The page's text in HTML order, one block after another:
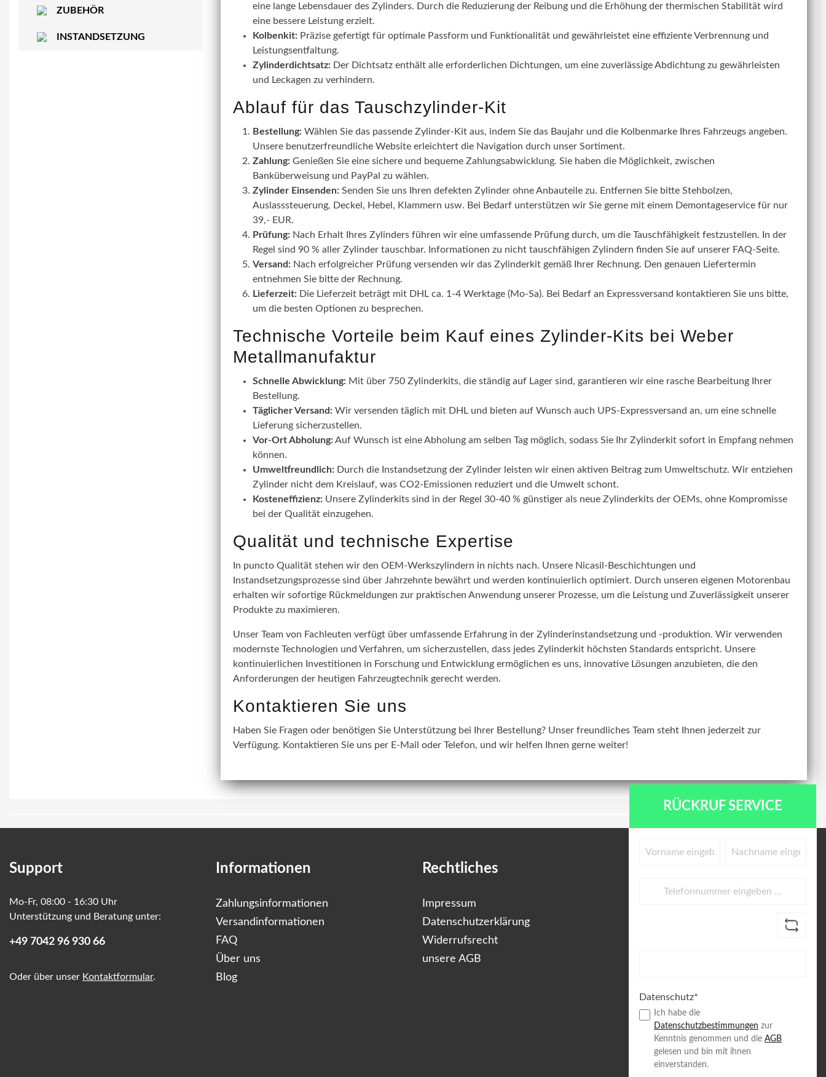
ZUBEHÖR
INSTANDSETZUNG
eine lange Lebensdauer des Zylinders. Durch die Reduzierung der Reibung und die Erhöhung der thermischen Stabilität wird
eine bessere Leistung erzielt.
Kolbenkit: Präzise gefertigt für optimale Passform und Funktionalität und gewährleistet eine effiziente Verbrennung und
Leistungsentfaltung.
Zylinderdichtsatz: Der Dichtsatz enthält alle erforderlichen Dichtungen, um eine zuverlässige Abdichtung zu gewährleisten
und Leckagen zu verhindern.
Ablauf für das Tauschzylinder-Kit
Bestellung: Wählen Sie das passende Zylinder-Kit aus, indem Sie das Baujahr und die Kolbenmarke Ihres Fahrzeugs angeben.
Unsere benutzerfreundliche Website erleichtert die Navigation durch unser Sortiment.
Zahlung: Genießen Sie eine sichere und bequeme Zahlungsabwicklung. Sie haben die Möglichkeit, zwischen
Banküberweisung und PayPal zu wählen.
Zylinder Einsenden: Senden Sie uns Ihren defekten Zylinder ohne Anbauteile zu. Entfernen Sie bitte Stehbolzen,
Auslasssteuerung, Deckel, Hebel, Klammern usw. Bei Bedarf unterstützen wir Sie gerne mit einem Demontageservice für nur
39,- EUR.
Prüfung: Nach Erhalt Ihres Zylinders führen wir eine umfassende Prüfung durch, um die Tauschfähigkeit festzustellen. In der
Regel sind 90 % aller Zylinder tauschbar. Informationen zu nicht tauschfähigen Zylindern finden Sie auf unserer FAQ-Seite.
Versand: Nach erfolgreicher Prüfung versenden wir das Zylinderkit gemäß Ihrer Rechnung. Den genauen Liefertermin
entnehmen Sie bitte der Rechnung.
Lieferzeit: Die Lieferzeit beträgt mit DHL ca. 1-4 Werktage (Mo-Sa). Bei Bedarf an Expressversand kontaktieren Sie uns bitte,
um die besten Optionen zu besprechen.
Technische Vorteile beim Kauf eines Zylinder-Kits bei Weber
Metallmanufaktur
Schnelle Abwicklung: Mit über 750 Zylinderkits, die ständig auf Lager sind, garantieren wir eine rasche Bearbeitung Ihrer
Bestellung.
Täglicher Versand: Wir versenden täglich mit DHL und bieten auf Wunsch auch UPS-Expressversand an, um eine schnelle
Lieferung sicherzustellen.
Vor-Ort Abholung:Auf Wunsch ist eine Abholung am selben Tag möglich, sodass Sie Ihr Zylinderkit sofort in Empfang nehmen
können.
Umweltfreundlich: Durch die Instandsetzung der Zylinder leisten wir einen aktiven Beitrag zum Umweltschutz. Wir entziehen
Zylinder nicht dem Kreislauf, was CO2-Emissionen reduziert und die Umwelt schont.
Kosteneffizienz: Unsere Zylinderkits sind in der Regel 30-40 % günstiger als neue Zylinderkits der OEMs, ohne Kompromisse
bei der Qualität einzugehen.
Qualität und technische Expertise
In puncto Qualität stehen wir den OEM-Werkszylindern in nichts nach. Unsere Nicasil-Beschichtungen und
Instandsetzungsprozesse sind über Jahrzehnte bewährt und werden kontinuierlich optimiert. Durch unseren eigenen Motorenbau
erhalten wir sofortige Rückmeldungen zur praktischen Anwendung unserer Prozesse, um die Leistung und Zuverlässigkeit unserer
Produkte zu maximieren.
Unser Team von Fachleuten verfügt über umfassende Erfahrung in der Zylinderinstandsetzung und -produktion. Wir verwenden
modernste Technologien und Verfahren, um sicherzustellen, dass jedes Zylinderkit höchsten Standards entspricht. Unsere
kontinuierlichen Investitionen in Forschung und Entwicklung ermöglichen es uns, innovative Lösungen anzubieten, die den
Anforderungen der heutigen Fahrzeugtechnik gerecht werden.
Kontaktieren Sie uns
Haben Sie Fragen oder benötigen Sie Unterstützung bei Ihrer Bestellung? Unser freundliches Team steht Ihnen jederzeit zur
Verfügung. Kontaktieren Sie uns per E-Mail oder Telefon, und wir helfen Ihnen gerne weiter!
Support
Mo-Fr, 08:00 - 16:30 Uhr
Unterstützung und Beratung unter:
+49 7042 96 930 66
Oder über unser Kontaktformular.
Informationen
Zahlungsinformationen
Versandinformationen
FAQ
Über uns
Blog
Rechtliches
Impressum
Datenschutzerklärung
Widerrufsrecht
unsere AGB
RÜCKRUF SERVICE
Datenschutz*
Ich habe die
Datenschutzbestimmungen zur
Kenntnis genommen und die AGB
gelesen und bin mit ihnen
einverstanden.